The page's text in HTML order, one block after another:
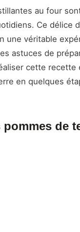
au four
Ce délice
une véritable
astuces de
cette
en quelques
de